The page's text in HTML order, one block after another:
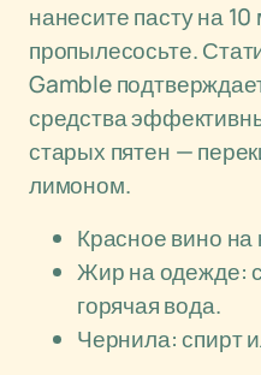
нанесите пасту на
пропылесосьте.
Gamble
средства
старых пятен —
лимоном.
Красное вино на
Жир на одежде:
горячая вода.
Чернила: спирт